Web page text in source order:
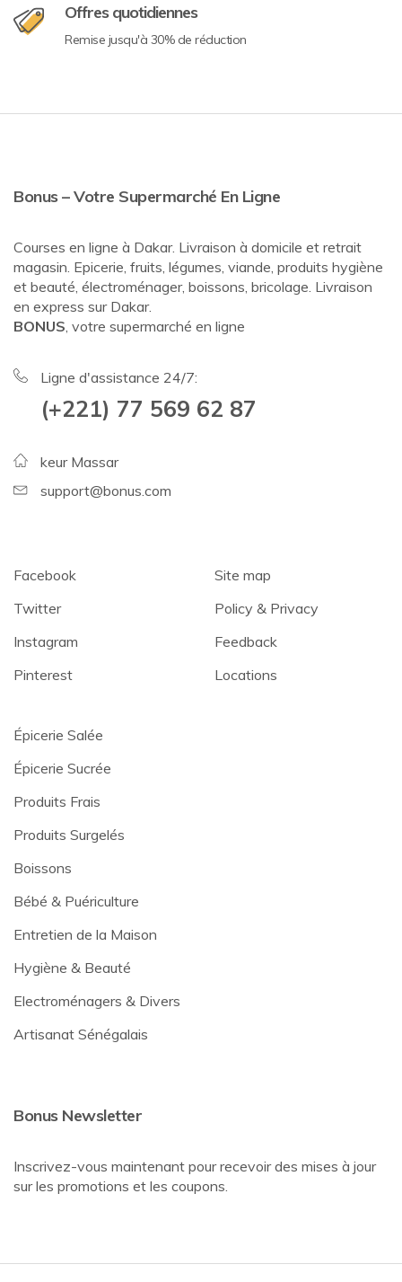
Offres quotidiennes
Remise jusqu'à 30% de réduction
Bonus – Votre Supermarché En Ligne
Courses en ligne à Dakar. Livraison à domicile et retrait
magasin. Epicerie, fruits, légumes, viande, produits hygiène
et beauté, électroménager, boissons, bricolage. Livraison
en express sur Dakar.
BONUS, votre supermarché en ligne
Ligne d'assistance 24/7:
(+221) 77 569 62 87
keur Massar
support@bonus.com
Facebook
Twitter
Instagram
Pinterest
Site map
Policy & Privacy
Feedback
Locations
Épicerie Salée
Épicerie Sucrée
Produits Frais
Produits Surgelés
Boissons
Bébé & Puériculture
Entretien de la Maison
Hygiène & Beauté
Electroménagers & Divers
Artisanat Sénégalais
Bonus Newsletter
Inscrivez-vous maintenant pour recevoir des mises à jour
sur les promotions et les coupons.